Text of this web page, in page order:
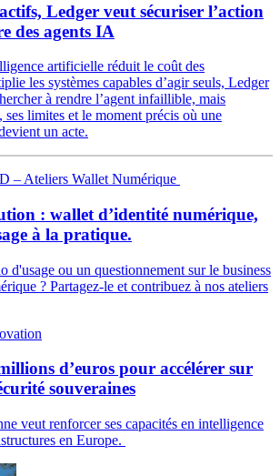
Ledger veut sécuriser l’action
des agents IA
artificielle réduit le coût des
les systèmes capables d’agir seuls, Ledger
à rendre l’agent infaillible, mais
ses limites et le moment précis où une
un acte.
– Ateliers Wallet Numérique
: wallet d’identité numérique,
à la pratique.
d'usage ou un questionnement sur le business
? Partagez-le et contribuez à nos ateliers
d’euros pour accélérer sur
souveraines
veut renforcer ses capacités en intelligence
en Europe.